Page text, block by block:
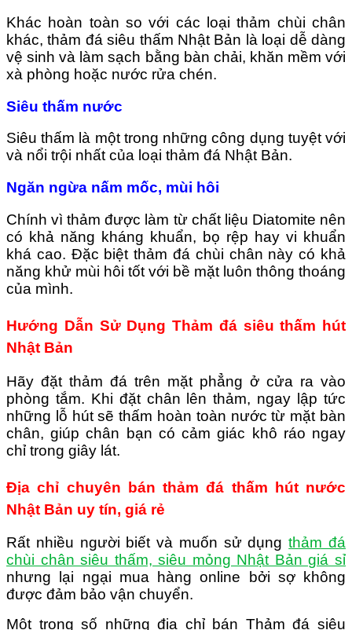
Khác hoàn toàn so với các loại thảm chùi chân
khác, thảm đá siêu thấm Nhật Bản là loại dễ dàng
vệ sinh và làm sạch bằng bàn chải, khăn mềm với
xà phòng hoặc nước rửa chén.
Siêu thấm nước
Siêu thấm là một trong những công dụng tuyệt với
và nổi trội nhất của loại thảm đá Nhật Bản.
Ngăn ngừa nấm mốc, mùi hôi
Chính vì thảm được làm từ chất liệu Diatomite nên
có khả năng kháng khuẩn, bọ rệp hay vi khuẩn
khá cao. Đặc biệt thảm đá chùi chân này có khả
năng khử mùi hôi tốt với bề mặt luôn thông thoáng
của mình.
Hướng Dẫn Sử Dụng Thảm đá siêu thấm hút
Nhật Bản
Hãy đặt thảm đá trên mặt phẳng ở cửa ra vào
phòng tắm. Khi đặt chân lên thảm, ngay lập tức
những lỗ hút sẽ thấm hoàn toàn nước từ mặt bàn
chân, giúp chân bạn có cảm giác khô ráo ngay
chỉ trong giây lát.
Địa chỉ chuyên bán thảm đá thấm hút nước
Nhật Bản uy tín, giá rẻ
Rất nhiều người biết và muốn sử dụngthảm đá
chùi chân siêu thấm, siêu mỏng Nhật Bản giá sỉ
nhưng lại ngại mua hàng online bởi sợ không
được đảm bảo vận chuyển.
Một trong số những địa chỉ bán Thảm đá siêu